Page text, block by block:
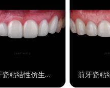
前牙瓷粘结性仿生修复